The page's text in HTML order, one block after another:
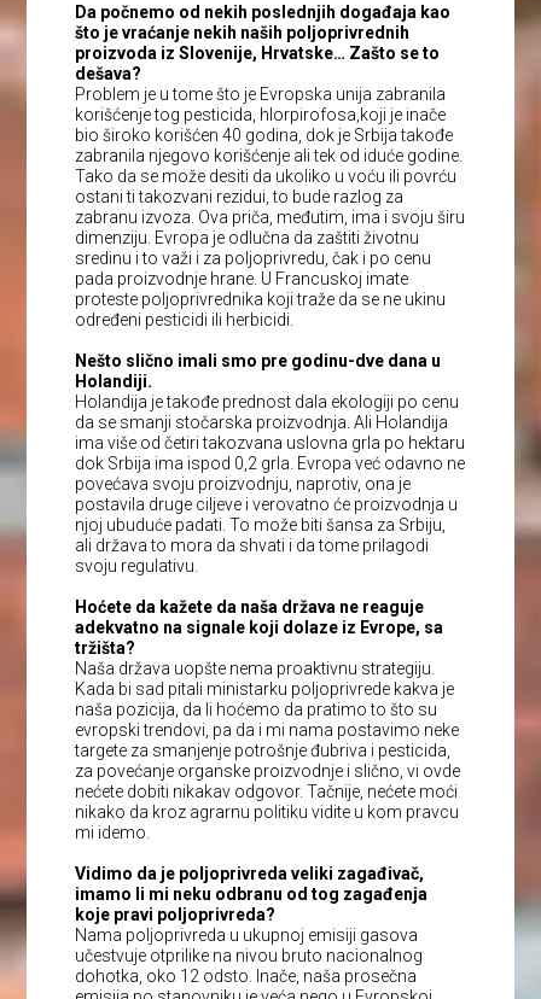
Da počnemo od nekih poslednjih događaja kao
što je vraćanje nekih naših poljoprivrednih
proizvoda iz Slovenije, Hrvatske… Zašto se to
dešava?
Problem je u tome što je Evropska unija zabranila
korišćenje tog pesticida, hlorpirofosa,koji je inače
bio široko korišćen 40 godina, dok je Srbija takođe
zabranila njegovo korišćenje ali tek od iduće godine.
Tako da se može desiti da ukoliko u voću ili povrću
ostani ti takozvani rezidui, to bude razlog za
zabranu izvoza. Ova priča, međutim, ima i svoju širu
dimenziju. Evropa je odlučna da zaštiti životnu
sredinu i to važi i za poljoprivredu, čak i po cenu
pada proizvodnje hrane. U Francuskoj imate
proteste poljoprivrednika koji traže da se ne ukinu
određeni pesticidi ili herbicidi.
Nešto slično imali smo pre godinu-dve dana u
Holandiji.
Holandija je takođe prednost dala ekologiji po cenu
da se smanji stočarska proizvodnja. Ali Holandija
ima više od četiri takozvana uslovna grla po hektaru
dok Srbija ima ispod 0,2 grla. Evropa već odavno ne
povećava svoju proizvodnju, naprotiv, ona je
postavila druge ciljeve i verovatno će proizvodnja u
njoj ubuduće padati. To može biti šansa za Srbiju,
ali država to mora da shvati i da tome prilagodi
svoju regulativu.
Hoćete da kažete da naša država ne reaguje
adekvatno na signale koji dolaze iz Evrope, sa
tržišta?
Naša država uopšte nema proaktivnu strategiju.
Kada bi sad pitali ministarku poljoprivrede kakva je
naša pozicija, da li hoćemo da pratimo to što su
evropski trendovi, pa da i mi nama postavimo neke
targete za smanjenje potrošnje đubriva i pesticida,
za povećanje organske proizvodnje i slično, vi ovde
nećete dobiti nikakav odgovor. Tačnije, nećete moći
nikako da kroz agrarnu politiku vidite u kom pravcu
mi idemo.
Vidimo da je poljoprivreda veliki zagađivač,
imamo li mi neku odbranu od tog zagađenja
koje pravi poljoprivreda?
Nama poljoprivreda u ukupnoj emisiji gasova
učestvuje otprilike na nivou bruto nacionalnog
dohotka, oko 12 odsto. Inače, naša prosečna